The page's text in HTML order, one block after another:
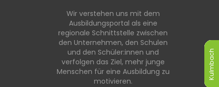
Kulmbach
Kulmbach
Kulmbach
Kulmbach
Kulmbach
Kulmbach
Wir verstehen uns mit dem
Ausbildungsportal als eine
regionale Schnittstelle zwischen
den Unternehmen, den Schulen
und den Schüler:innen und
verfolgen das Ziel, mehr junge
Menschen für eine Ausbildung zu
motivieren.